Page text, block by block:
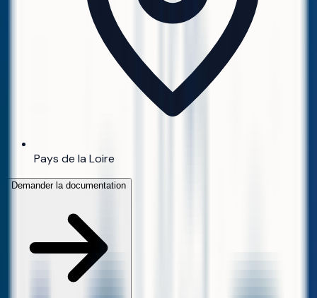
Pays de la Loire
Demander la documentation